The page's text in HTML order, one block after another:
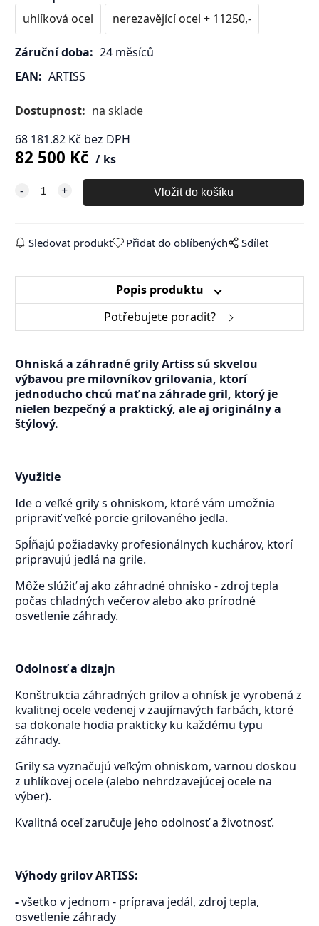
uhlíková ocel
nerezavějící ocel + 11250,-
Záruční doba: 24 měsíců
EAN: ARTISS
Dostupnost: na sklade
68 181.82Kč bez DPH
82 500 Kč ks
Sledovat produkt Přidat do oblíbených Sdílet
Popis produktu
Potřebujete poradit?
Ohniská a záhradné grily Artiss sú skvelou
výbavou pre milovníkov grilovania, ktorí
jednoducho chcú mať na záhrade gril, ktorý je
nielen bezpečný a praktický, ale aj originálny a
štýlový.
Využitie
Ide o veľké grily s ohniskom, ktoré vám umožnia
pripraviť veľké porcie grilovaného jedla.
Spĺňajú požiadavky profesionálnych kuchárov, ktorí
pripravujú jedlá na grile.
Môže slúžiť aj ako záhradné ohnisko - zdroj tepla
počas chladných večerov alebo ako prírodné
osvetlenie záhrady.
Odolnosť a dizajn
Konštrukcia záhradných grilov a ohnísk je vyrobená z
kvalitnej ocele vedenej v zaujímavých farbách, ktoré
sa dokonale hodia prakticky ku každému typu
záhrady.
Grily sa vyznačujú veľkým ohniskom, varnou doskou
z uhlíkovej ocele (alebo nehrdzavejúcej ocele na
výber).
Kvalitná oceľ zaručuje jeho odolnosť a životnosť.
Výhody grilov ARTISS:
-všetko v jednom - príprava jedál, zdroj tepla,
osvetlenie záhrady